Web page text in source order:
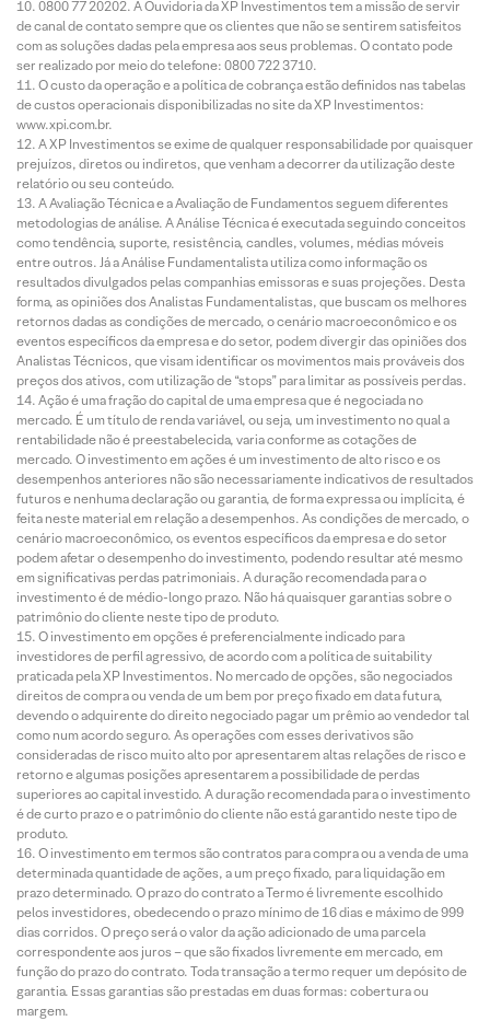
0800 77 20202. A Ouvidoria da XP Investimentos tem a missão de servir
de canal de contato sempre que os clientes que não se sentirem satisfeitos
com as soluções dadas pela empresa aos seus problemas. O contato pode
ser realizado por meio do telefone: 0800 722 3710.
O custo da operação e a política de cobrança estão definidos nas tabelas
de custos operacionais disponibilizadas no site da XP Investimentos:
www.xpi.com.br.
A XP Investimentos se exime de qualquer responsabilidade por quaisquer
prejuízos, diretos ou indiretos, que venham a decorrer da utilização deste
relatório ou seu conteúdo.
A Avaliação Técnica e a Avaliação de Fundamentos seguem diferentes
metodologias de análise. A Análise Técnica é executada seguindo conceitos
como tendência, suporte, resistência, candles, volumes, médias móveis
entre outros. Já a Análise Fundamentalista utiliza como informação os
resultados divulgados pelas companhias emissoras e suas projeções. Desta
forma, as opiniões dos Analistas Fundamentalistas, que buscam os melhores
retornos dadas as condições de mercado, o cenário macroeconômico e os
eventos específicos da empresa e do setor, podem divergir das opiniões dos
Analistas Técnicos, que visam identificar os movimentos mais prováveis dos
preços dos ativos, com utilização de “stops” para limitar as possíveis perdas.
Ação é uma fração do capital de uma empresa que é negociada no
mercado. É um título de renda variável, ou seja, um investimento no qual a
rentabilidade não é preestabelecida, varia conforme as cotações de
mercado. O investimento em ações é um investimento de alto risco e os
desempenhos anteriores não são necessariamente indicativos de resultados
futuros e nenhuma declaração ou garantia, de forma expressa ou implícita, é
feita neste material em relação a desempenhos. As condições de mercado, o
cenário macroeconômico, os eventos específicos da empresa e do setor
podem afetar o desempenho do investimento, podendo resultar até mesmo
em significativas perdas patrimoniais. A duração recomendada para o
investimento é de médio-longo prazo. Não há quaisquer garantias sobre o
patrimônio do cliente neste tipo de produto.
O investimento em opções é preferencialmente indicado para
investidores de perfil agressivo, de acordo com a política de suitability
praticada pela XP Investimentos. No mercado de opções, são negociados
direitos de compra ou venda de um bem por preço fixado em data futura,
devendo o adquirente do direito negociado pagar um prêmio ao vendedor tal
como num acordo seguro. As operações com esses derivativos são
consideradas de risco muito alto por apresentarem altas relações de risco e
retorno e algumas posições apresentarem a possibilidade de perdas
superiores ao capital investido. A duração recomendada para o investimento
é de curto prazo e o patrimônio do cliente não está garantido neste tipo de
produto.
O investimento em termos são contratos para compra ou a venda de uma
determinada quantidade de ações, a um preço fixado, para liquidação em
prazo determinado. O prazo do contrato a Termo é livremente escolhido
pelos investidores, obedecendo o prazo mínimo de 16 dias e máximo de 999
dias corridos. O preço será o valor da ação adicionado de uma parcela
correspondente aos juros – que são fixados livremente em mercado, em
função do prazo do contrato. Toda transação a termo requer um depósito de
garantia. Essas garantias são prestadas em duas formas: cobertura ou
margem.